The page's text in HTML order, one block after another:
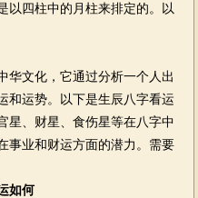
以四柱中的月柱来排定的。以
文化，它通过分析一个人出
和运势。以下是生辰八字看运
星、财星、食伤星等在八字中
事业和财运方面的潜力。需要
如何